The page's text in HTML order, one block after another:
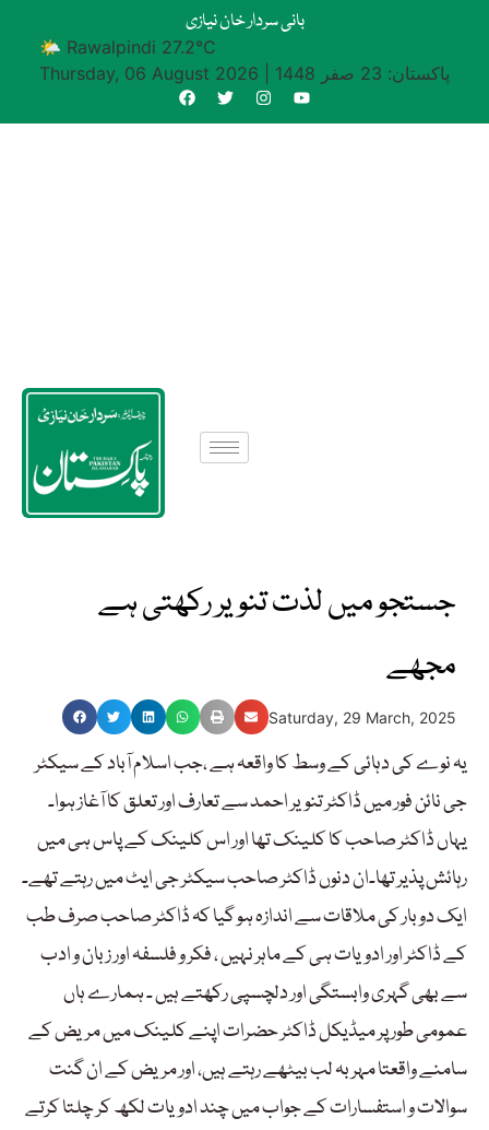
بانی سردار خان نیازی
🌤 Rawalpindi 27.2°C
Thursday, 06 August 2026
پاکستان: 23 صفر 1448
جستجو میں لذت تنویر رکھتی ہے
مجھے
Saturday, 29 March, 2025
یہ نوے کی دہائی کے وسط کا واقعہ ہے ،جب اسلام آباد کے سیکٹر
جی نائن فور میں ڈاکٹر تنویر احمد سے تعارف اور تعلق کا آغاز ہوا۔
یہاں ڈاکٹر صاحب کا کلینک تھا اور اس کلینک کے پاس ہی میں
رہائش پذیر تھا۔ان دنوں ڈاکٹر صاحب سیکٹر جی ایٹ میں رہتے تھے۔
ایک دو بار کی ملاقات سے اندازہ ہو گیا کہ ڈاکٹر صاحب صرف طب
کے ڈاکٹر اور ادویات ہی کے ماہر نہیں ، فکر و فلسفہ اور زبان و ادب
سے بھی گہری وابستگی اور دلچسپی رکھتے ہیں ۔ ہمارے ہاں
عمومی طور پر میڈیکل ڈاکٹر حضرات اپنے کلینک میں مریض کے
سامنے واقعتا مہر بہ لب بیٹھے رہتے ہیں، اور مریض کے ان گنت
سوالات و استفسارات کے جواب میں چند ادویات لکھ کر چلتا کرتے